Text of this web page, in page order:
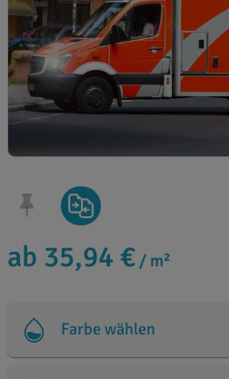
ab 35,94 € / m²
Farbe wählen